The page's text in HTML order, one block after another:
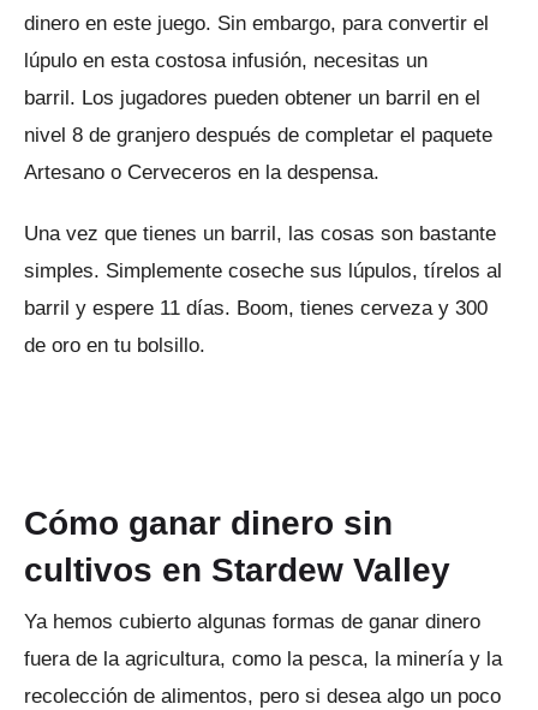
dinero en este juego. Sin embargo, para convertir el
lúpulo en esta costosa infusión, necesitas un
barril. Los jugadores pueden obtener un barril en el
nivel 8 de granjero después de completar el paquete
Artesano o Cerveceros en la despensa.
Una vez que tienes un barril, las cosas son bastante
simples. Simplemente coseche sus lúpulos, tírelos al
barril y espere 11 días. Boom, tienes cerveza y 300
de oro en tu bolsillo.
Cómo ganar dinero sin
cultivos en Stardew Valley
Ya hemos cubierto algunas formas de ganar dinero
fuera de la agricultura, como la pesca, la minería y la
recolección de alimentos, pero si desea algo un poco